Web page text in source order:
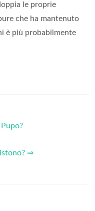
le proprie
che ha mantenuto
è più probabilmente
⇒